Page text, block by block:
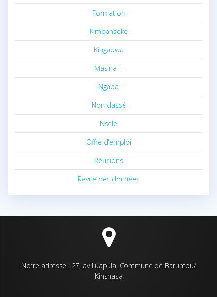
Formation
Kimbanseke
Kingabwa
Masina 1
Ngaba
Non classé
Nsele
Offre d'emploi
Réunions
Revue des données
Notre adresse : 27, av Luapula, Commune de Barumbu/
Kinshasa